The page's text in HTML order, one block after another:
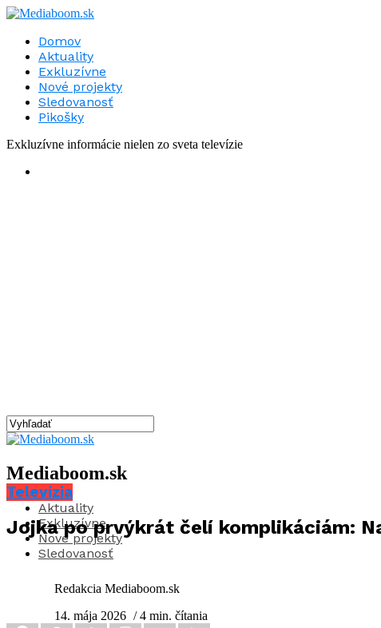
Domov
Aktuality
Exkluzívne
Nové projekty
Sledovanosť
Pikošky
Exkluzívne informácie nielen zo sveta televízie
Mediaboom.sk
Aktuality
Exkluzívne
Nové projekty
Sledovanosť
Televízia
Jojka po prvýkrát čelí komplikáciám:
Redakcia Mediaboom.sk
14. mája 2026 / 4 min. čítania